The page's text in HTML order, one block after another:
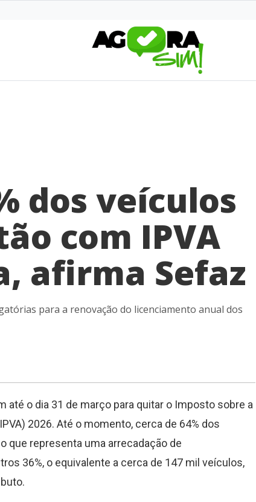
dos veículos
com IPVA
afirma Sefaz
para a renovação do licenciamento anual dos
até o dia 31 de março para quitar o Imposto sobre a
2026. Até o momento, cerca de 64% dos
que representa uma arrecadação de
36%, o equivalente a cerca de 147 mil veículos,